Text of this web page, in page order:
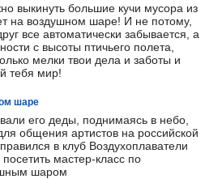
выкинуть большие кучи мусора из
на воздушном шаре! И не потому,
все автоматически забывается, а
с высоты птичьего полета,
мелки твои дела и заботы и
тебя мир!
шаре
его деды, поднимаясь в небо,
общения артистов на российской
в клуб Воздухоплаватели
мастер-класс по
шаром